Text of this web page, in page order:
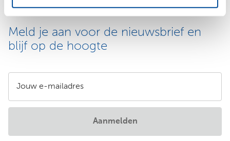
Meld je aan voor de nieuwsbrief en
blijf op de hoogte
Jouw e-mailadres
Aanmelden